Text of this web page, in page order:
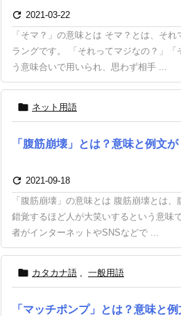
 2021-03-22
「そマ？」の意味とは そマ？とは、そ
ラングです。 「それってマジなの？」
う意味合いで用いられ、思わず相手 ...
 ネット用語
「腹筋崩壊」とは？意味と例文が
 2021-09-18
「腹筋崩壊」の意味とは 腹筋崩壊とは
錯覚するほど人が大笑いするという意味
者がインターネットやSNSなどで ...
 カタカナ語 , 一般用語
「マッチポンプ」とは？意味と